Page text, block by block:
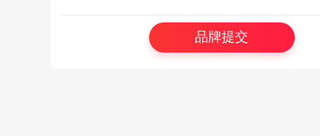
台湾，专注于眼
品牌提交